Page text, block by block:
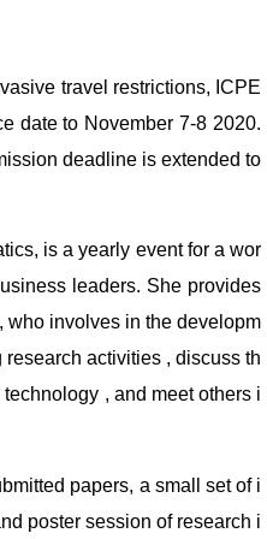
travel restrictions, ICPE
date to November 7-8 2020.
deadline is extended to
is a yearly event for a wor
leaders. She provides
who involves in the developm
activities , discuss th
, and meet others i
papers, a small set of i
poster session of research i